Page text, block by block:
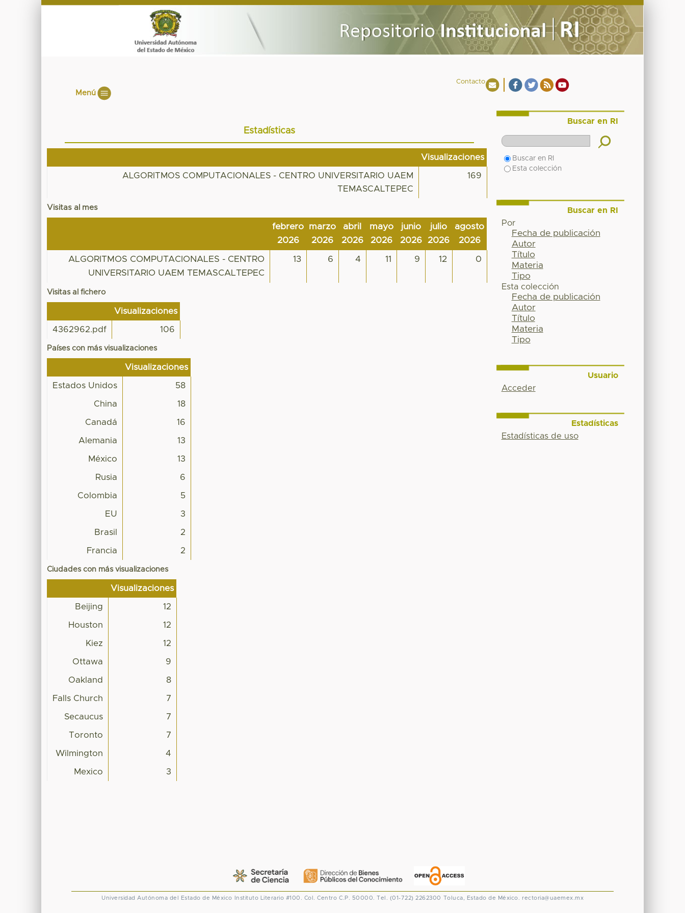
Contacto
Menú
Estadísticas
Visualizaciones
ALGORITMOS COMPUTACIONALES - CENTRO UNIVERSITARIO UAEM
TEMASCALTEPEC
169
Visitas al mes
febrero
2026
marzo
2026
abril
2026
mayo
2026
junio
2026
julio
2026
agosto
2026
ALGORITMOS COMPUTACIONALES - CENTRO
UNIVERSITARIO UAEM TEMASCALTEPEC
13 6 4 11 9 12 0
Visitas al fichero
Visualizaciones
4362962.pdf 106
Países con más visualizaciones
Visualizaciones
Estados Unidos 58
China 18
Canadá 16
Alemania 13
México 13
Rusia 6
Colombia 5
EU 3
Brasil 2
Francia 2
Ciudades con más visualizaciones
Visualizaciones
Beijing 12
Houston 12
Kiez 12
Ottawa 9
Oakland 8
Falls Church 7
Secaucus 7
Toronto 7
Wilmington 4
Mexico 3
Buscar en RI
Buscar en RI
Esta colección
Buscar en RI
Por
Fecha de publicación
Autor
Título
Materia
Tipo
Esta colección
Fecha de publicación
Autor
Título
Materia
Tipo
Usuario
Acceder
Estadísticas
Estadísticas de uso
Universidad Autónoma del Estado de México Instituto Literario #100. Col. Centro C.P. 50000. Tel. (01-722) 2262300 Toluca, Estado de México. rectoria@uaemex.mx